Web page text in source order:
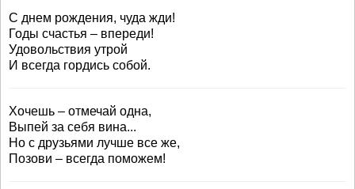
С днем рождения, чуда жди!
Годы счастья – впереди!
Удовольствия утрой
И всегда гордись собой.
Хочешь – отмечай одна,
Выпей за себя вина...
Но с друзьями лучше все же,
Позови – всегда поможем!